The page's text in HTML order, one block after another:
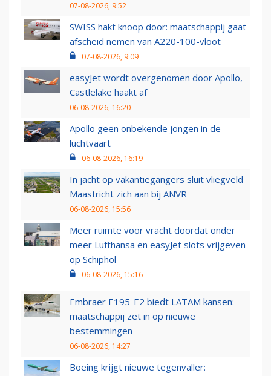
07-08-2026, 9:52
SWISS hakt knoop door: maatschappij gaat
afscheid nemen van A220-100-vloot
07-08-2026, 9:09
easyJet wordt overgenomen door Apollo,
Castlelake haakt af
06-08-2026, 16:20
Apollo geen onbekende jongen in de
luchtvaart
06-08-2026, 16:19
In jacht op vakantiegangers sluit vliegveld
Maastricht zich aan bij ANVR
06-08-2026, 15:56
Meer ruimte voor vracht doordat onder
meer Lufthansa en easyJet slots vrijgeven
op Schiphol
06-08-2026, 15:16
Embraer E195-E2 biedt LATAM kansen:
maatschappij zet in op nieuwe
bestemmingen
06-08-2026, 14:27
Boeing krijgt nieuwe tegenvaller: